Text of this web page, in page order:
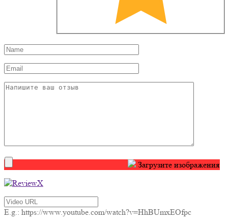
Загрузите изображения
E.g.: https://www.youtube.com/watch?v=HhBUmxEOfpc